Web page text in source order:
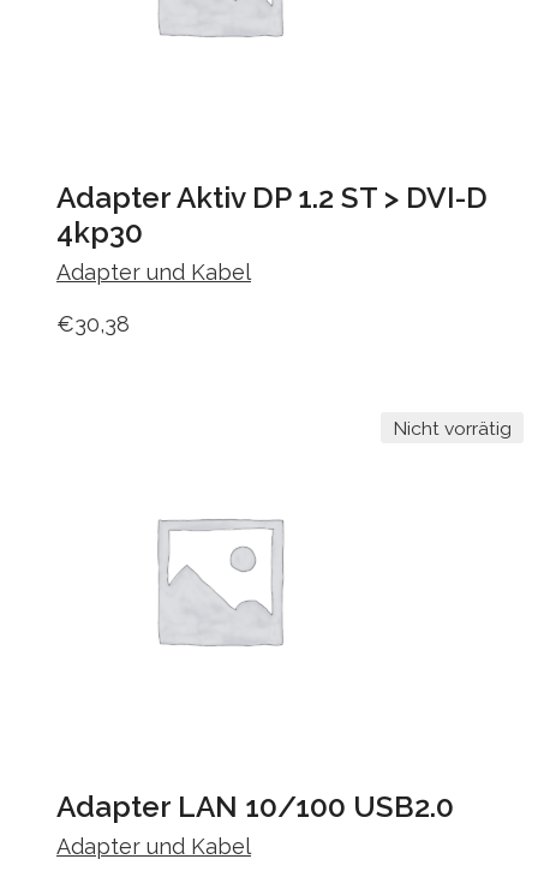
Adapter Aktiv DP 1.2 ST > DVI-D
4kp30
Adapter und Kabel
€30,38
Nicht vorrätig
Adapter LAN 10/100 USB2.0
Adapter und Kabel